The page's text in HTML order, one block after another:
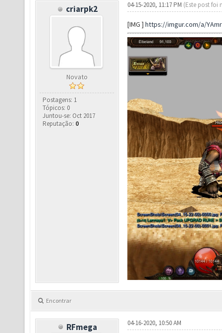
criarpk2
Novato
Postagens: 1
Tópicos: 0
Juntou-se: Oct 2017
Reputação: 0
04-15-2020, 11:17 PM (Este post foi
[IMG ] https://imgur.com/a/
Encontrar
RFmega 04-16-2020, 10:50 AM